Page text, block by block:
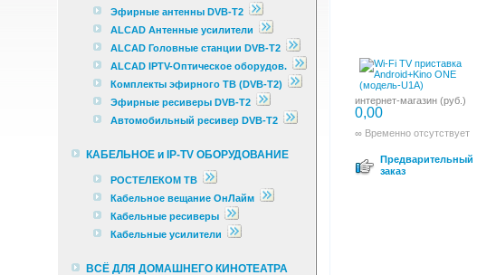
интернет-магазин (руб.)
0,00
∞ Временно отсутствует
Предварительный
заказ
Эфирные антенны DVB-T2
ALCAD Антенные усилители
ALCAD Головные станции DVB-T2
ALCAD IPTV-Оптическое оборудов.
Комплекты эфирного ТВ (DVB-T2)
Эфирные ресиверы DVB-T2
Автомобильный ресивер DVB-T2
КАБЕЛЬНОЕ и IP-TV ОБОРУДОВАНИЕ
РОСТЕЛЕКОМ ТВ
Кабельное вещание ОнЛайм
Кабельные ресиверы
Кабельные усилители
ВСЁ ДЛЯ ДОМАШНЕГО КИНОТЕАТРА